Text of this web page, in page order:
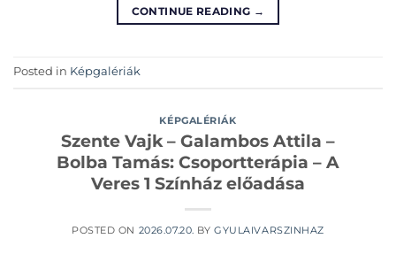
CONTINUE READING →
Posted in Képgalériák
KÉPGALÉRIÁK
Szente Vajk – Galambos Attila –
Bolba Tamás: Csoportterápia – A
Veres 1 Színház előadása
POSTED ON 2026.07.20. BYGYULAIVARSZINHAZ